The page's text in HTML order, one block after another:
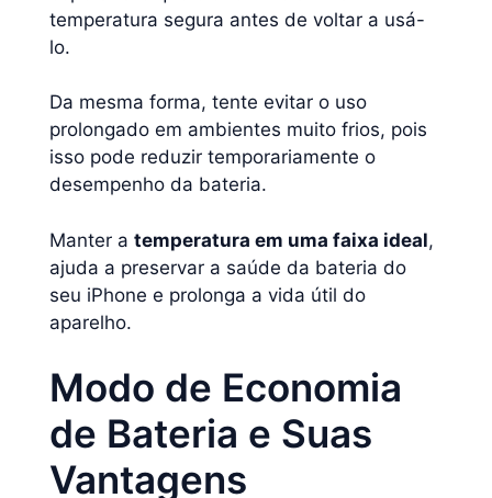
temperatura segura antes de voltar a usá-
lo.
Da mesma forma, tente evitar o uso
prolongado em ambientes muito frios, pois
isso pode reduzir temporariamente o
desempenho da bateria.
Manter a temperatura em uma faixa ideal,
ajuda a preservar a saúde da bateria do
seu iPhone e prolonga a vida útil do
aparelho.
Modo de Economia
de Bateria e Suas
Vantagens